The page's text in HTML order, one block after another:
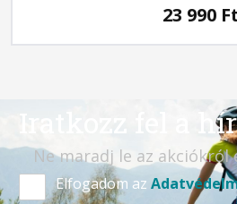
23 990
Iratkozz fel a
Ne maradj le az akciókról
Elfogadom az